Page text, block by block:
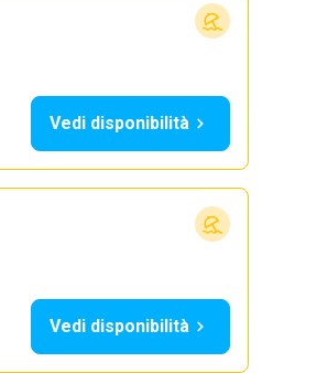
Vedi disponibilità
Vedi disponibilità